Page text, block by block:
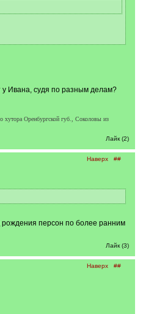
у Ивана, судя по разным делам?
хутора Оренбургской губ., Соколовы из
Лайк (2)
Наверх ##
рождения персон по более ранним
Лайк (3)
Наверх ##